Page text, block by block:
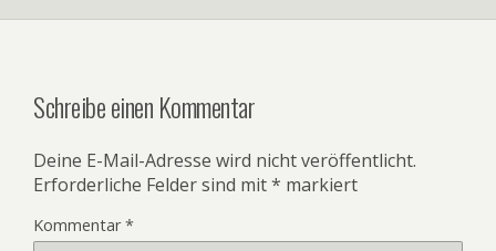
Schreibe einen Kommentar
Deine E-Mail-Adresse wird nicht veröffentlicht.
Erforderliche Felder sind mit* markiert
Kommentar*